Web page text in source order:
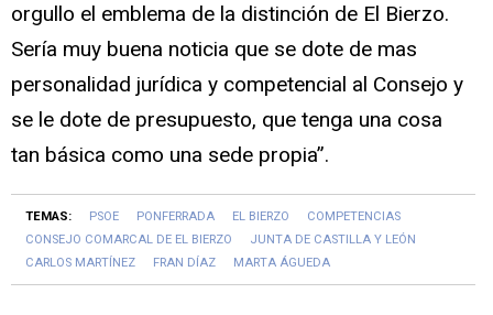
orgullo el emblema de la distinción de El Bierzo.
Sería muy buena noticia que se dote de mas
personalidad jurídica y competencial al Consejo y
se le dote de presupuesto, que tenga una cosa
tan básica como una sede propia”.
TEMAS: PSOE PONFERRADA EL BIERZO
COMPETENCIAS
CONSEJO COMARCAL DE EL BIERZO
JUNTA DE CASTILLA Y LEÓN
CARLOS MARTÍNEZ
FRAN DÍAZ MARTA ÁGUEDA